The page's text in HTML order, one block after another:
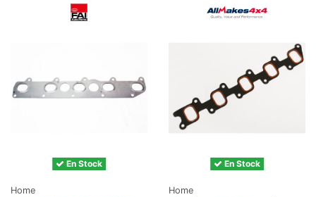
En Stock
Home
En Stock
Home